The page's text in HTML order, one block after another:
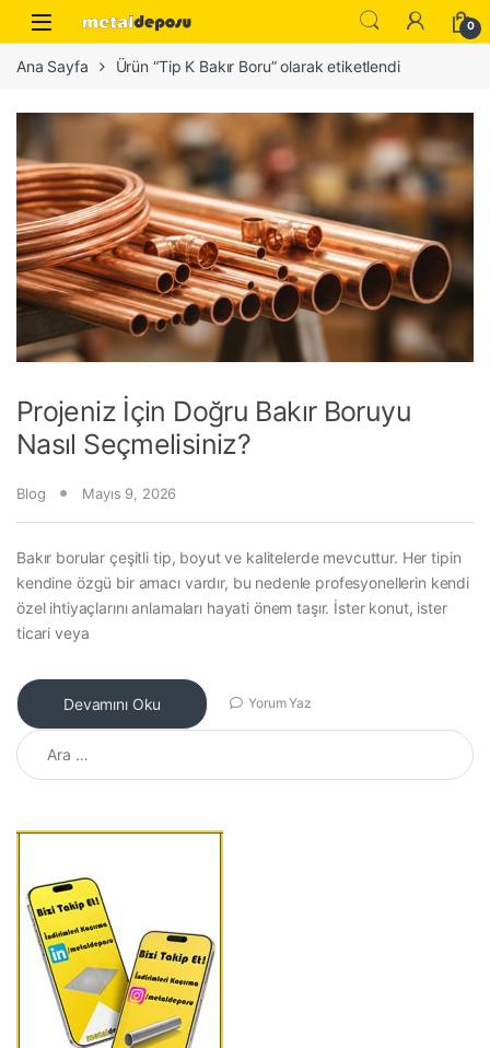
Skip to navigation
Skip to content
0
Ana Sayfa Ürün “Tip K Bakır Boru” olarak etiketlendi
Projeniz İçin Doğru Bakır Boruyu
Nasıl Seçmelisiniz?
Blog Mayıs 9, 2026
Bakır borular çeşitli tip, boyut ve kalitelerde mevcuttur. Her tipin
kendine özgü bir amacı vardır, bu nedenle profesyonellerin kendi
özel ihtiyaçlarını anlamaları hayati önem taşır. İster konut, ister
ticari veya
Devamını Oku Yorum Yaz
Arama: